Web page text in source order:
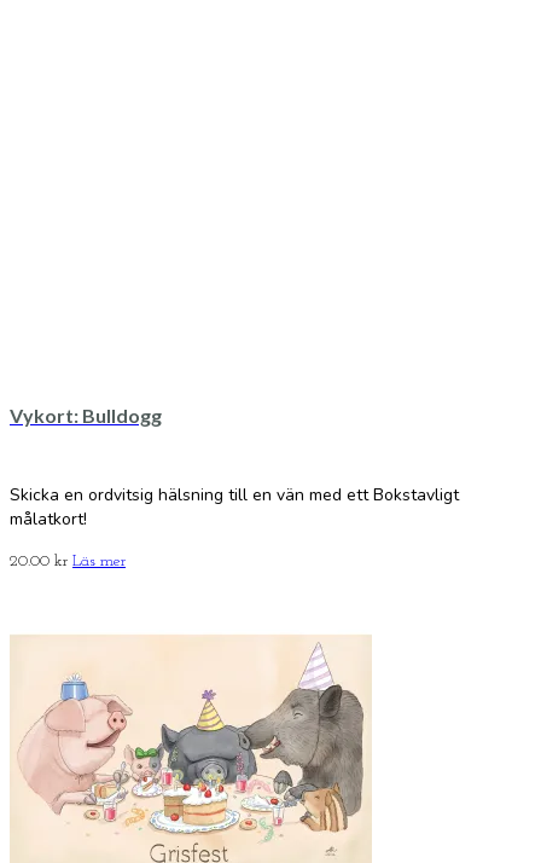
Vykort: Bulldogg
Skicka en ordvitsig hälsning till en vän med ett Bokstavligt
målatkort!
20.00 kr Läs mer